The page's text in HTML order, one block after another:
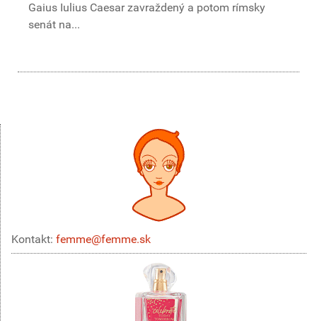
Gaius Iulius Caesar zavraždený a potom rímsky
senát na...
Kontakt: femme@femme.sk